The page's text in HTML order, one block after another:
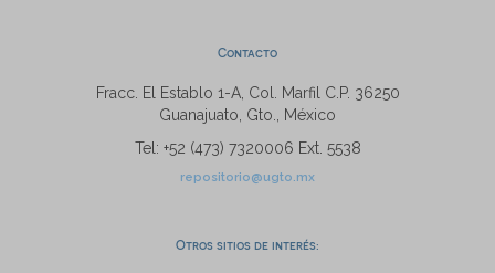
Contacto
Fracc. El Establo 1-A, Col. Marfil C.P. 36250
Guanajuato, Gto., México
Tel: +52 (473) 7320006 Ext. 5538
repositorio@ugto.mx
Otros sitios de interés: